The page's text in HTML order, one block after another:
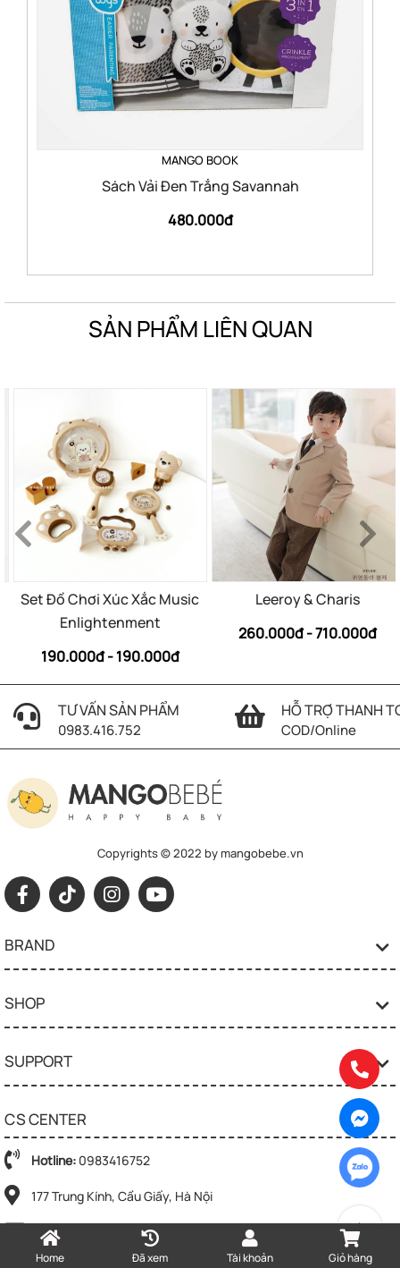
MANGO BOOK
Sách Vải Đen Trắng Savannah
480.000đ
SẢN PHẨM LIÊN QUAN
Set Đồ Chơi Xúc Xắc Music
Enlightenment
190.000đ - 190.000đ
Leeroy & Charis
260.000đ - 710.000đ
TƯ VẤN SẢN PHẨM
0983.416.752
HỖ TRỢ THANH
COD/Online
Copyrights © 2022 by mangobebe.vn
BRAND
SHOP
SUPPORT
CS CENTER
Hotline: 0983416752
177 Trung Kính, Cầu Giấy, Hà Nội
mangobebe.official2020@gmail.com
Home Đã xem Tài khoản Giỏ hàng